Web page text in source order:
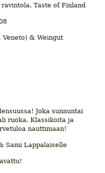
ravintola. Taste of Finland
& Weingut
Joka sunnuntai
ruoka. Klassikoita ja
nauttimaan!
Sami Lappalaiselle